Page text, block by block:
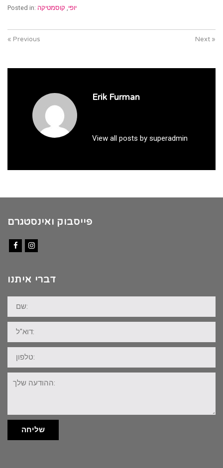
Posted in: יופי קוסמטיקה
« Previous Next »
Erik Furman
View all posts by superadmin
פייסבוק ואינסטגרם
דברי איתנו
שם:
דוא"ל:
טלפון:
ההודעה
שלך:
שליחה